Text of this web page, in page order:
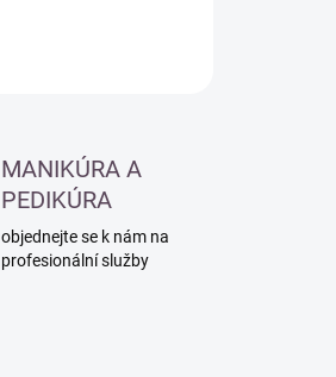
MANIKÚRA A
PEDIKÚRA
objednejte se k nám na
profesionální služby